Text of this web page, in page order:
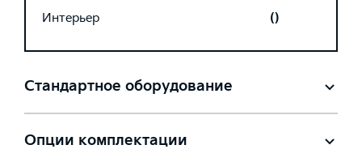
Интерьер ()
Стандартное оборудование
Опции комплектации